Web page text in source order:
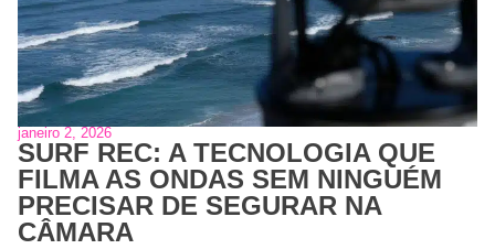
janeiro 2, 2026
SURF REC: A TECNOLOGIA QUE
FILMA AS ONDAS SEM NINGUÉM
PRECISAR DE SEGURAR NA
CÂMARA